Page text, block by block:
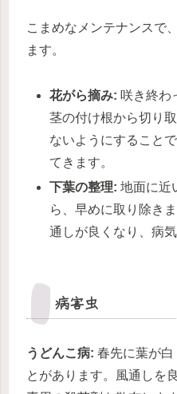
こまめなメンテナンスで
ます。
花がら摘み: 咲き終わ
茎の付け根から切り
ないようにすること
てきます。
下葉の整理: 地面に近
ら、早めに取り除き
通しが良くなり、病
病害虫
うどんこ病: 春先に葉が白
とがあります。風通しを